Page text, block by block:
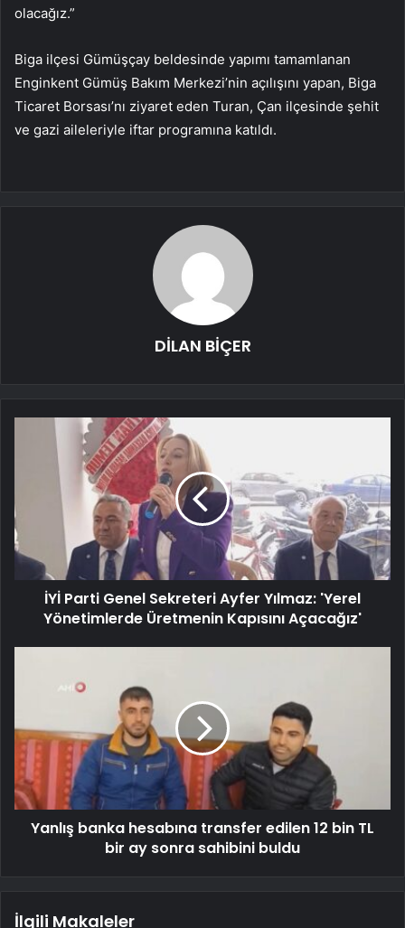
olacağız.”
Biga ilçesi Gümüşçay beldesinde yapımı tamamlanan
Enginkent Gümüş Bakım Merkezi’nin açılışını yapan, Biga
Ticaret Borsası’nı ziyaret eden Turan, Çan ilçesinde şehit
ve gazi aileleriyle iftar programına katıldı.
DİLAN BİÇER
İYİ Parti Genel Sekreteri Ayfer Yılmaz: 'Yerel
Yönetimlerde Üretmenin Kapısını Açacağız'
Yanlış banka hesabına transfer edilen 12 bin TL
bir ay sonra sahibini buldu
İlgili Makaleler